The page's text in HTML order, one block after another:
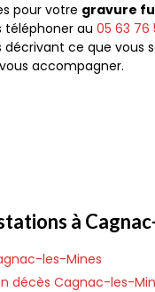
pour votre gravure
téléphoner au 05 63 76
décrivant ce que vous
accompagner.
à
les-Mines
décès Cagnac-les-